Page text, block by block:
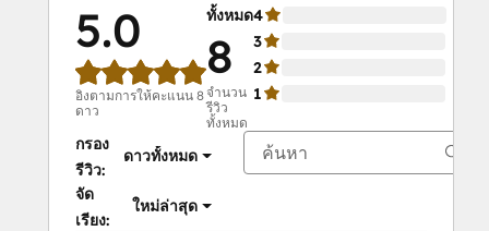
5.0
อิงตามการให้คะแนน 8
ดาว
ทั้งหมด
8
จำนวน
รีวิว
ทั้งหมด
4
3
2
1
กรอง
รีวิว:
ดาวทั้งหมด
จัด
เรียง:
ใหม่ล่าสุด